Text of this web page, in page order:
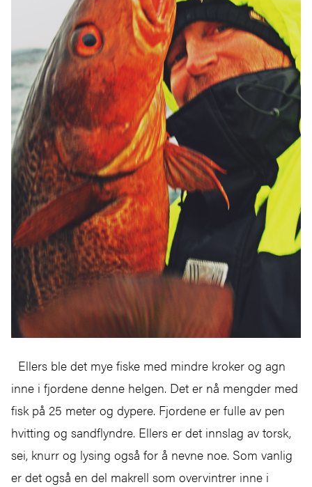
Ellers ble det mye fiske med mindre kroker og agn
inne i fjordene denne helgen. Det er nå mengder med
fisk på 25 meter og dypere. Fjordene er fulle av pen
hvitting og sandflyndre. Ellers er det innslag av torsk,
sei, knurr og lysing også for å nevne noe. Som vanlig
er det også en del makrell som overvintrer inne i